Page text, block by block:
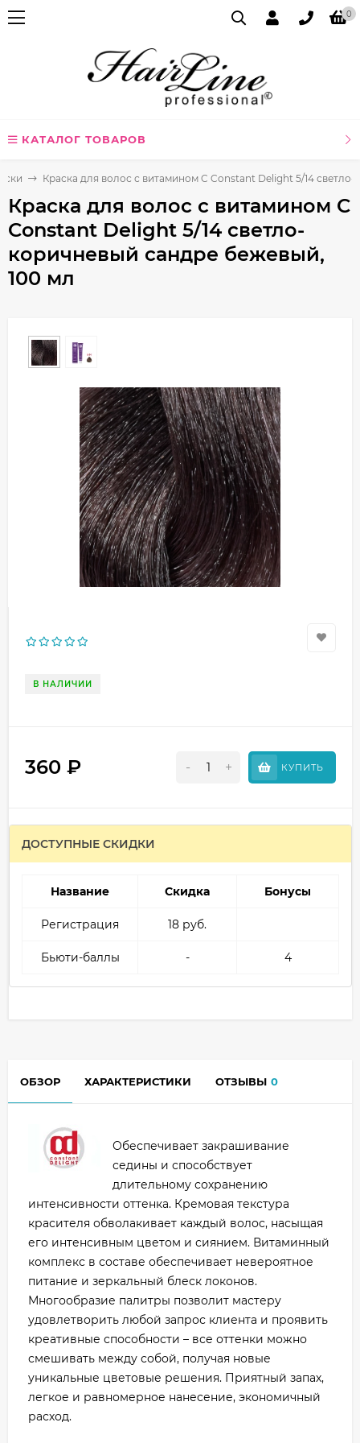
0
КАТАЛОГ ТОВАРОВ
Краска для волос с витамином C Constant Delight 5/14
Краска для волос с витамином C
Constant Delight 5/14 светло-
коричневый сандре бежевый,
100 мл
В НАЛИЧИИ
360 ₽ - + КУПИТЬ
ДОСТУПНЫЕ СКИДКИ
Название Скидка Бонусы
Регистрация 18 руб.
Бьюти-баллы - 4
ОБЗОР ХАРАКТЕРИСТИКИ ОТЗЫВЫ 0
Обеспечивает закрашивание
седины и способствует
длительному сохранению
интенсивности оттенка. Кремовая текстура
красителя обволакивает каждый волос, насыщая
его интенсивным цветом и сиянием. Витаминный
комплекс в составе обеспечивает невероятное
питание и зеркальный блеск локонов.
Многообразие палитры позволит мастеру
удовлетворить любой запрос клиента и проявить
креативные способности – все оттенки можно
смешивать между собой, получая новые
уникальные цветовые решения. Приятный запах,
легкое и равномерное нанесение, экономичный
расход.